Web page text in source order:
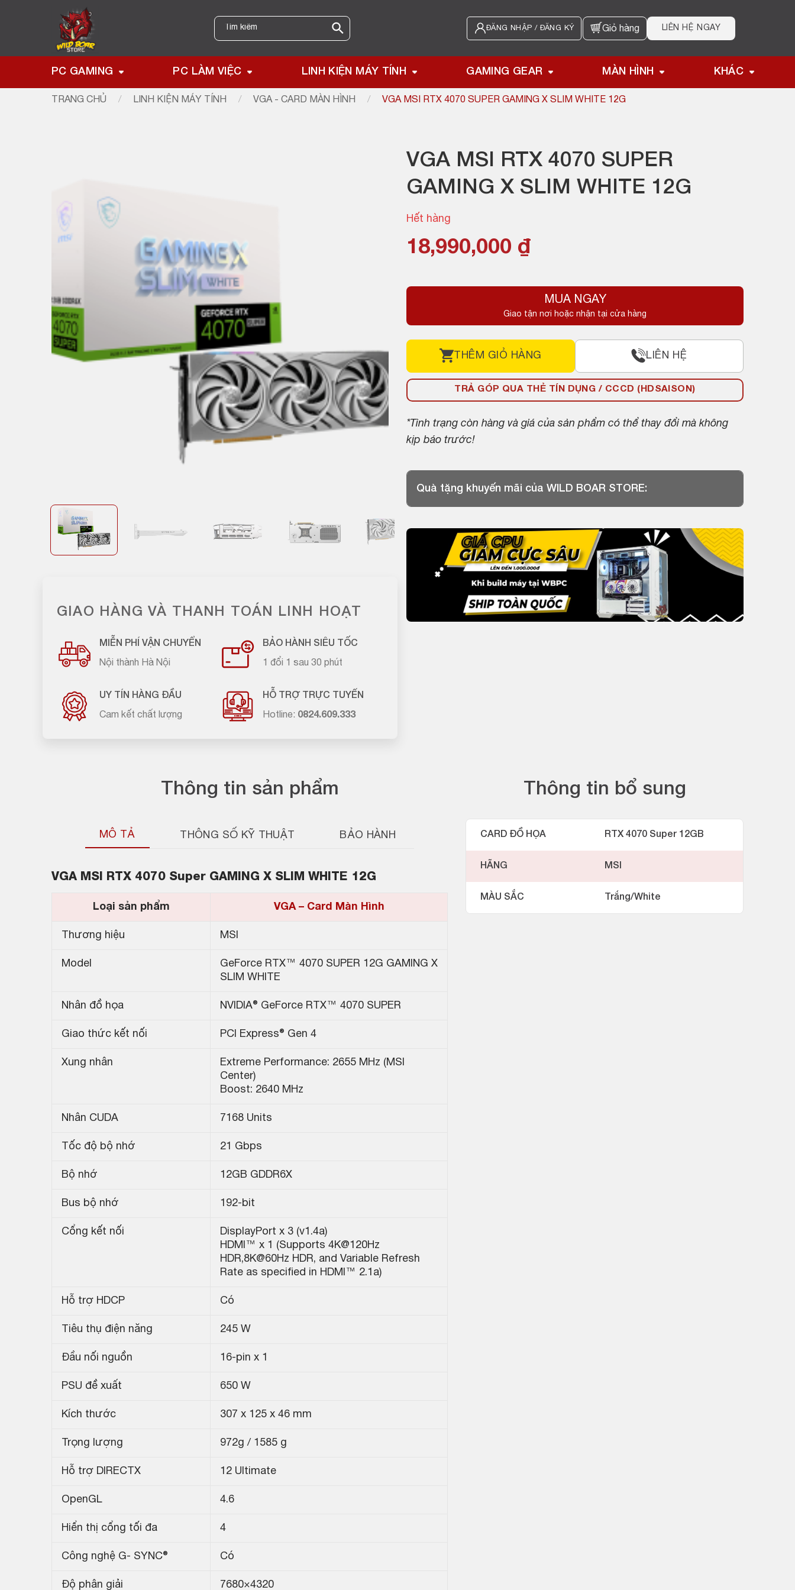
Tìm
kiếm:
ĐĂNG NHẬP / ĐĂNG KÝ Giỏ hàng LIÊN HỆ NGAY
PC GAMING PC LÀM VIỆC LINH KIỆN MÁY TÍNH GAMING GEAR MÀN HÌNH KHÁC
TRANG CHỦ / LINH KIỆN MÁY TÍNH / VGA - CARD MÀN HÌNH / VGA MSI RTX 4070 SUPER GAMING X SLIM WHITE 12G
GIAO HÀNG VÀ THANH TOÁN LINH HOẠT
MIỄN PHÍ VẬN CHUYỂN
Nội thành Hà Nội
BẢO HÀNH SIÊU TỐC
1 đổi 1 sau 30 phút
UY TÍN HÀNG ĐẦU
Cam kết chất lượng
HỖ TRỢ TRỰC TUYẾN
Hotline: 0824.609.333
VGA MSI RTX 4070 SUPER
GAMING X SLIM WHITE 12G
Hết hàng
18,990,000 ₫
MUA NGAY
Giao tận nơi hoặc nhận tại cửa hàng
THÊM GIỎ HÀNG LIÊN HỆ
TRẢ GÓP QUA THẺ TÍN DỤNG / CCCD (HDSAISON)
*Tình trạng còn hàng và giá của sản phẩm có thể thay đổi mà không
kịp báo trước!
Quà tặng khuyến mãi của WILD BOAR STORE:
Thông tin sản phẩm
MÔ TẢ THÔNG SỐ KỸ THUẬT BẢO HÀNH
VGA MSI RTX 4070 Super GAMING X SLIM WHITE 12G
Loại sản phẩm VGA – Card Màn Hình
Thương hiệu MSI
Model
GeForce RTX™ 4070 SUPER 12G GAMING X
SLIM WHITE
Nhân đồ họa NVIDIA® GeForce RTX™ 4070 SUPER
Giao thức kết nối PCI Express® Gen 4
Xung nhân
Extreme Performance: 2655 MHz (MSI
Center)
Boost: 2640 MHz
Nhân CUDA 7168 Units
Tốc độ bộ nhớ 21 Gbps
Bộ nhớ 12GB GDDR6X
Bus bộ nhớ 192-bit
Cổng kết nối
DisplayPort x 3 (v1.4a)
HDMI™ x 1 (Supports 4K@120Hz
HDR,8K@60Hz HDR, and Variable Refresh
Rate as speciﬁed in HDMI™ 2.1a)
Hỗ trợ HDCP Có
Tiêu thụ điện năng 245 W
Đầu nối nguồn 16-pin x 1
PSU đề xuất 650 W
Kích thước 307 x 125 x 46 mm
Trọng lượng 972g / 1585 g
Hỗ trợ DIRECTX 12 Ultimate
OpenGL 4.6
Hiển thị cổng tối đa 4
Công nghệ G- SYNC® Có
Độ phân giải 7680×4320
Thông tin bổ sung
CARD ĐỒ HỌA RTX 4070 Super 12GB
HÃNG MSI
MÀU SẮC Trắng/White